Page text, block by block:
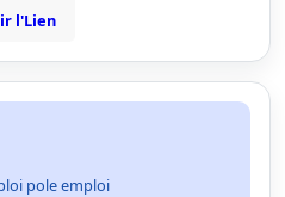
l'Lien
pole emploi